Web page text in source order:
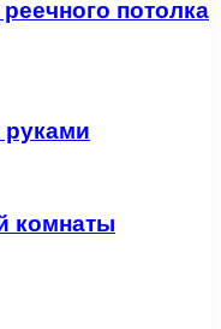
потолка
комнаты